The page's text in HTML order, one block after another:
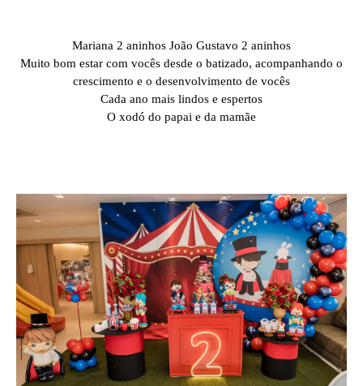
Mariana 2 aninhos João Gustavo 2 aninhos
Muito bom estar com vocês desde o batizado, acompanhando o
crescimento e o desenvolvimento de vocês
Cada ano mais lindos e espertos
O xodó do papai e da mamãe